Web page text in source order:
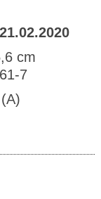
21.02.2020
cm
7